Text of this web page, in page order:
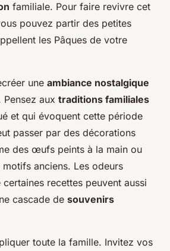
familiale. Pour faire revivre cet
pouvez partir des petites
les Pâques de votre
une ambiance nostalgique
aux traditions familiales
et qui évoquent cette période
passer par des décorations
des œufs peints à la main ou
anciens. Les odeurs
recettes peuvent aussi
cascade de souvenirs
toute la famille. Invitez vos